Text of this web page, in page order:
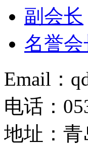
副会长
名誉会
Email：
电话：
地址：